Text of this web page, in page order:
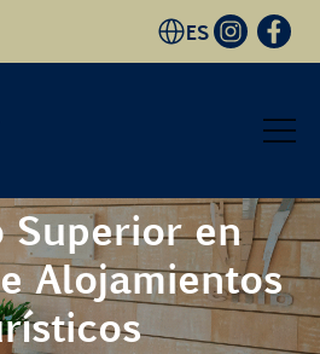
ES
Superior en
Alojamientos